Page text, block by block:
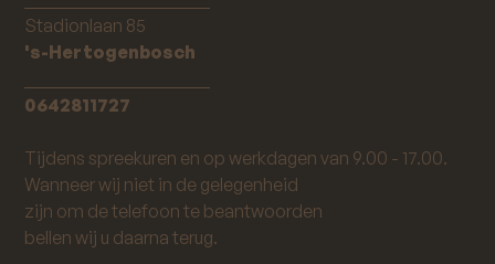
Stadionlaan 85
's-Hertogenbosch
0642811727
Tijdens spreekuren en op werkdagen van 9.00 - 17.00.
Wanneer wij niet in de gelegenheid
zijn om de telefoon te beantwoorden
bellen wij u daarna terug.